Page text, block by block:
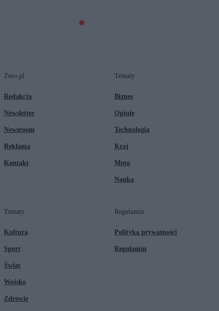
Zero.pl
Redakcja
Newsletter
Newsroom
Reklama
Kontakt
Tematy
Biznes
Opinie
Technologia
Kraj
Moto
Nauka
Tematy
Kultura
Sport
Świat
Wojsko
Zdrowie
Regulamin
Polityka prywatności
Regulamin